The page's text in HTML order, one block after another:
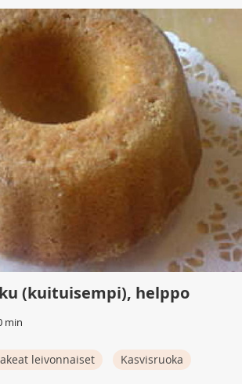
(kuituisempi), helppo
min
leivonnaiset Kasvisruoka